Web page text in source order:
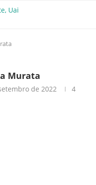
Murata
de 2022
4